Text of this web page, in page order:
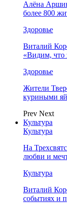
Алёна
более 800
Здоровье
Виталий
«Видим, что
Здоровье
Жители
куриными
Prev Next
Культура
Культура
На
любви и
Культура
Виталий
событиях и